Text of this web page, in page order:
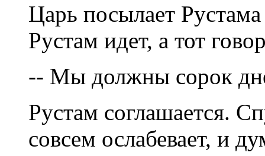
Царь посылает
Рустам идет, а тот
-- Мы должны сорок
Рустам соглашается.
совсем ослабевает, и